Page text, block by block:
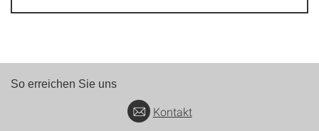
So erreichen Sie uns
Kontakt